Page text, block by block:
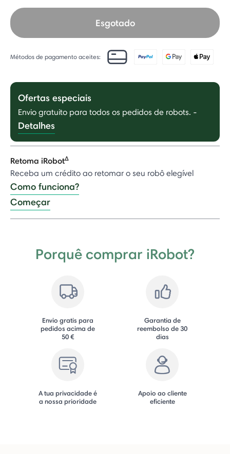
Esgotado
Métodos de pagamento aceites:
Ofertas especiais
Envio gratuito para todos os pedidos de robots. -
Detalhes
Retoma iRobotΔ
Receba um crédito ao retomar o seu robô elegível
Como funciona?
Começar
Porquê comprar iRobot?
Envio gratis para
pedidos acima de
50 €
Garantia de
reembolso de 30
dias
A tua privacidade é
a nossa prioridade
Apoio ao cliente
eficiente